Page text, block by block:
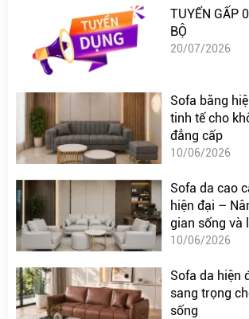
TUYỂN GẤP
BỘ
20/07/2026
Sofa băng
tinh tế cho
đẳng cấp
10/06/2026
Sofa da cao
hiện đại –
gian sống và
10/06/2026
Sofa da hiện
sang trọng
sống